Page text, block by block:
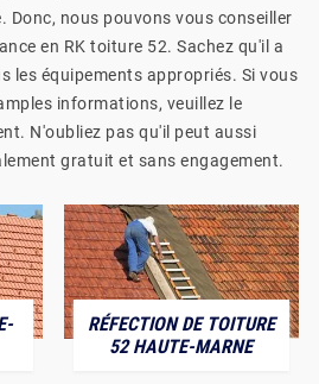
Donc, nous pouvons vous conseiller
en RK toiture 52. Sachez qu'il a
les équipements appropriés. Si vous
informations, veuillez le
N'oubliez pas qu'il peut aussi
gratuit et sans engagement.
RÉFECTION DE TOITURE
52 HAUTE-MARNE